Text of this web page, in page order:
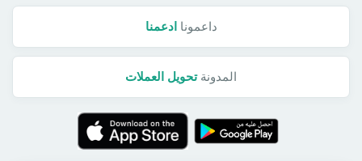
داعمونا ادعمنا
المدونةتحويل العملات